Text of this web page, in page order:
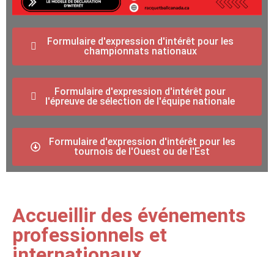
Formulaire d'expression d'intérêt pour les
championnats nationaux
Formulaire d'expression d'intérêt pour
l'épreuve de sélection de l'équipe nationale
Formulaire d'expression d'intérêt pour les
tournois de l'Ouest ou de l'Est
Accueillir des événements
professionnels et